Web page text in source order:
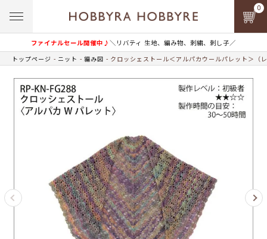
ファイナルセール開催中♪＼リバティ 生地、編み物、刺繍、刺し子／
0
トップページ ニット 編み図 クロッシェストール＜アルパカウールパレット＞（